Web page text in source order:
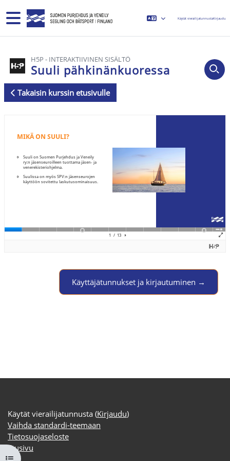
Sivupaneeli Käytät vierailijatunnustaKirjaudu
Avaa kurssisisältö
H5P - INTERAKTIIVINEN SISÄLTÖ
Suuli pähkinänkuoressa
Takaisin kurssin etusivulle
Jump to activity
Käyttäjätunnukset ja kirjautuminen →
Käytät vierailijatunnusta (Kirjaudu)
Vaihda standardi-teemaan
Tietosuojaseloste
Etusivu